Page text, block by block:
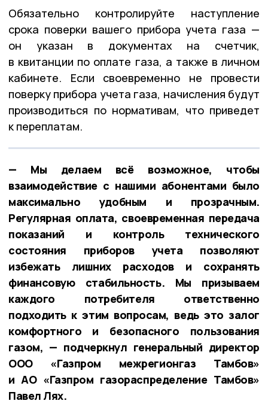
Обязательно контролируйте наступление
срока поверки вашего прибора учета газа —
он указан в документах на счетчик,
в квитанции по оплате газа, а также в личном
кабинете. Если своевременно не провести
поверку прибора учета газа, начисления будут
производиться по нормативам, что приведет
к переплатам.
— Мы делаем всё возможное, чтобы
взаимодействие с нашими абонентами было
максимально удобным и прозрачным.
Регулярная оплата, своевременная передача
показаний и контроль технического
состояния приборов учета позволяют
избежать лишних расходов и сохранять
финансовую стабильность. Мы призываем
каждого потребителя ответственно
подходить к этим вопросам, ведь это залог
комфортного и безопасного пользования
газом, — подчеркнул генеральный директор
ООО «Газпром межрегионгаз Тамбов»
и АО «Газпром газораспределение Тамбов»
Павел Лях.